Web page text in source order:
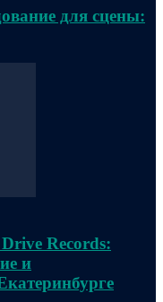
для сцены:
Records:
и